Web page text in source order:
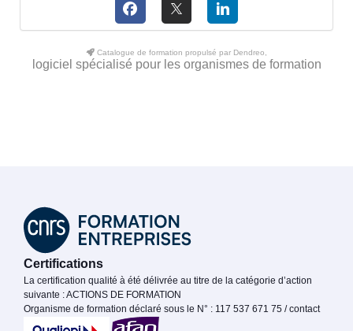
Catalogue de formation propulsé par Dendreo,
logiciel spécialisé pour les organismes de formation
Certifications
La certification qualité à été délivrée au titre de la catégorie d’action
suivante : ACTIONS DE FORMATION
Organisme de formation déclaré sous le N° : 117 537 671 75 / contact